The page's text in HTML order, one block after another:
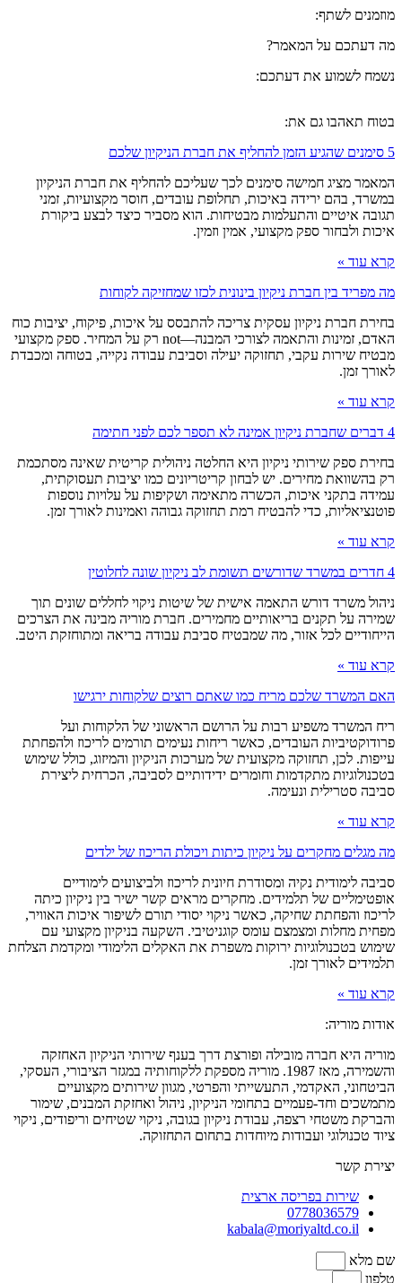
מוזמנים לשתף:
מה דעתכם על המאמר?
נשמח לשמוע את דעתכם:
בטוח תאהבו גם את:
5 סימנים שהגיע הזמן להחליף את חברת הניקיון שלכם
המאמר מציג חמישה סימנים לכך שעליכם להחליף את חברת הניקיון
במשרד, בהם ירידה באיכות, תחלופת עובדים, חוסר מקצועיות, זמני
תגובה איטיים והתעלמות מבטיחות. הוא מסביר כיצד לבצע ביקורת
איכות ולבחור ספק מקצועי, אמין וזמין.
קרא עוד »
מה מפריד בין חברת ניקיון בינונית לכזו שמחזיקה לקוחות
בחירת חברת ניקיון עסקית צריכה להתבסס על איכות, פיקוח, יציבות כוח
האדם, זמינות והתאמה לצורכי המבנה—not רק על המחיר. ספק מקצועי
מבטיח שירות עקבי, תחזוקה יעילה וסביבת עבודה נקייה, בטוחה ומכבדת
לאורך זמן.
קרא עוד »
4 דברים שחברת ניקיון אמינה לא תספר לכם לפני חתימה
בחירת ספק שירותי ניקיון היא החלטה ניהולית קריטית שאינה מסתכמת
רק בהשוואת מחירים. יש לבחון קריטריונים כמו יציבות תעסוקתית,
עמידה בתקני איכות, הכשרה מתאימה ושקיפות על עלויות נוספות
פוטנציאליות, כדי להבטיח רמת תחזוקה גבוהה ואמינות לאורך זמן.
קרא עוד »
4 חדרים במשרד שדורשים תשומת לב ניקיון שונה לחלוטין
ניהול משרד דורש התאמה אישית של שיטות ניקוי לחללים שונים תוך
שמירה על תקנים בריאותיים מחמירים. חברת מוריה מבינה את הצרכים
הייחודיים לכל אזור, מה שמבטיח סביבת עבודה בריאה ומתוחזקת היטב.
קרא עוד »
האם המשרד שלכם מריח כמו שאתם רוצים שלקוחות ירגישו
ריח המשרד משפיע רבות על הרושם הראשוני של הלקוחות ועל
פרודוקטיביות העובדים, כאשר ריחות נעימים תורמים לריכוז ולהפחתת
עייפות. לכן, תחזוקה מקצועית של מערכות הניקיון והמיזוג, כולל שימוש
בטכנולוגיות מתקדמות וחומרים ידידותיים לסביבה, הכרחית ליצירת
סביבה סטרילית ונעימה.
קרא עוד »
מה מגלים מחקרים על ניקיון כיתות ויכולת הריכוז של ילדים
סביבה לימודית נקיה ומסודרת חיונית לריכוז ולביצועים לימודיים
אופטימליים של תלמידים. מחקרים מראים קשר ישיר בין ניקיון כיתה
לריכוז והפחתת שחיקה, כאשר ניקוי יסודי תורם לשיפור איכות האוויר,
מפחית מחלות ומצמצם עומס קוגניטיבי. השקעה בניקיון מקצועי עם
שימוש בטכנולוגיות ירוקות משפרת את האקלים הלימודי ומקדמת הצלחת
תלמידים לאורך זמן.
קרא עוד »
אודות מוריה:
מוריה היא חברה מובילה ופורצת דרך בענף שירותי הניקיון האחזקה
והשמירה, מאז 1987. מוריה מספקת ללקוחותיה במגזר הציבורי, העסקי,
הביטחוני, האקדמי, התעשייתי והפרטי, מגוון שירותים מקצועיים
מתמשכים וחד-פעמיים בתחומי הניקיון, ניהול ואחזקת המבנים, שימור
והברקת משטחי רצפה, עבודת ניקיון בגובה, ניקוי שטיחים וריפודים, ניקוי
ציוד טכנולוגי ועבודות מיוחדות בתחום התחזוקה.
יצירת קשר
שירות בפריסה ארצית
0778036579
kabala@moriyaltd.co.il
שם מלא
טלפון